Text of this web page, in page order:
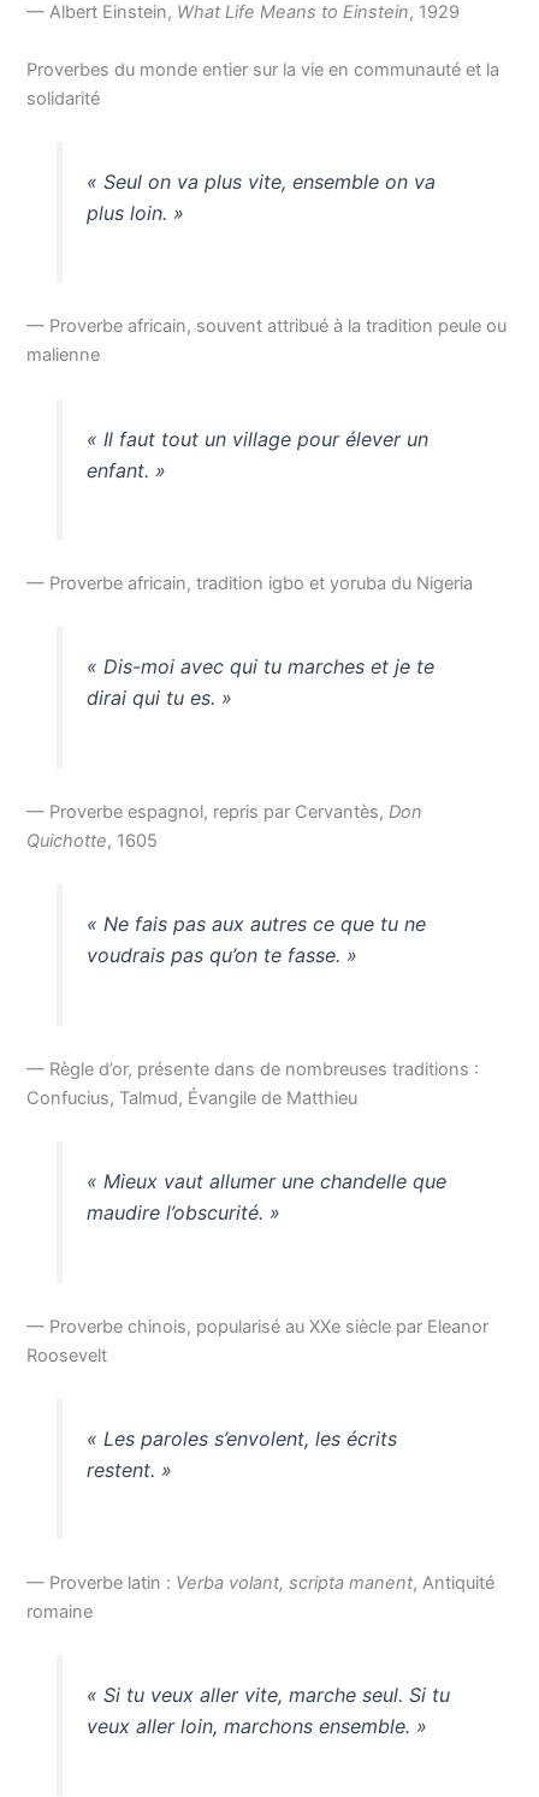
— Albert Einstein, What Life Means to Einstein, 1929
Proverbes du monde entier sur la vie en communauté et la
solidarité
« Seul on va plus vite, ensemble on va
plus loin. »
— Proverbe africain, souvent attribué à la tradition peule ou
malienne
« Il faut tout un village pour élever un
enfant. »
— Proverbe africain, tradition igbo et yoruba du Nigeria
« Dis-moi avec qui tu marches et je te
dirai qui tu es. »
— Proverbe espagnol, repris par Cervantès,Don
Quichotte, 1605
« Ne fais pas aux autres ce que tu ne
voudrais pas qu’on te fasse. »
— Règle d’or, présente dans de nombreuses traditions :
Confucius, Talmud, Évangile de Matthieu
« Mieux vaut allumer une chandelle que
maudire l’obscurité. »
— Proverbe chinois, popularisé au XXe siècle par Eleanor
Roosevelt
« Les paroles s’envolent, les écrits
restent. »
— Proverbe latin : Verba volant, scripta manent, Antiquité
romaine
« Si tu veux aller vite, marche seul. Si tu
veux aller loin, marchons ensemble. »